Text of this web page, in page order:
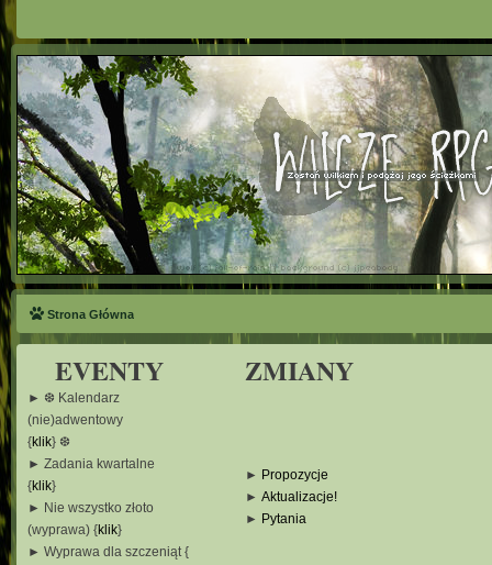
Strona Główna
EVENTY ZMIANY
► ❆ Kalendarz
(nie)adwentowy
{klik} ❆
► Zadania kwartalne
{klik}
► Nie wszystko złoto
(wyprawa) {klik}
► Wyprawa dla szczeniąt {
► Propozycje
► Aktualizacje!
► Pytania